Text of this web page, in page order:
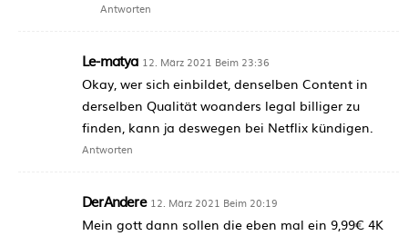
Antworten
Le-matya 12. März 2021 Beim 23:36
Okay, wer sich einbildet, denselben Content in
derselben Qualität woanders legal billiger zu
finden, kann ja deswegen bei Netflix kündigen.
Antworten
DerAndere 12. März 2021 Beim 20:19
Mein gott dann sollen die eben mal ein 9,99€ 4K